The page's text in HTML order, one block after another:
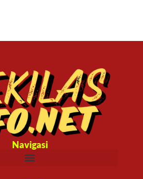
Navigasi